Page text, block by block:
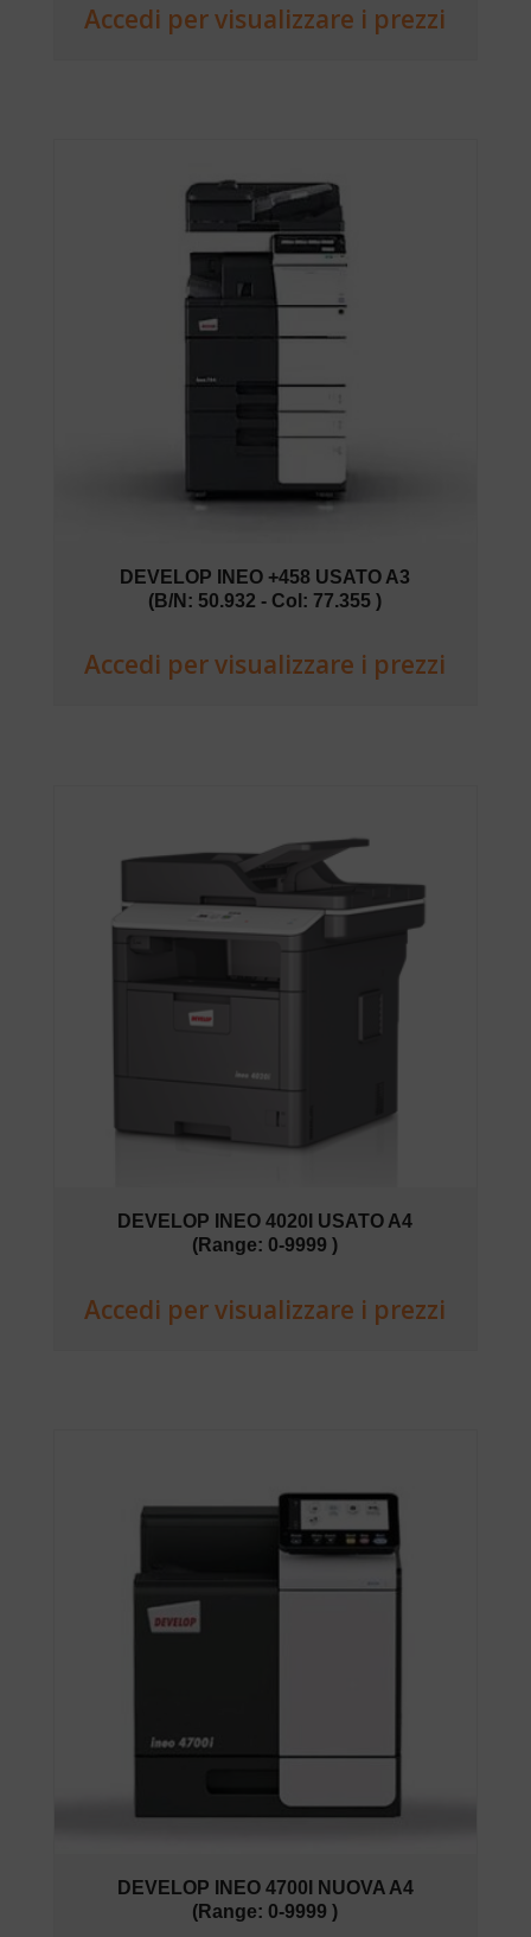
Accedi per visualizzare i prezzi
DEVELOP INEO +458 USATO A3
(B/N: 50.932 - Col: 77.355 )
Accedi per visualizzare i prezzi
DEVELOP INEO 4020I USATO A4
(Range: 0-9999 )
Accedi per visualizzare i prezzi
DEVELOP INEO 4700I NUOVA A4
(Range: 0-9999 )